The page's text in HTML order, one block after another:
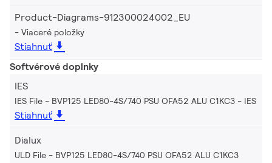
Product-Diagrams-912300024002_EU
Viaceré položky
Stiahnuť
Softvérové doplnky
IES
IES File - BVP125 LED80-4S/740 PSU OFA52 ALU C1KC3 IES
Stiahnuť
Dialux
ULD File - BVP125 LED80-4S/740 PSU OFA52 ALU C1KC3